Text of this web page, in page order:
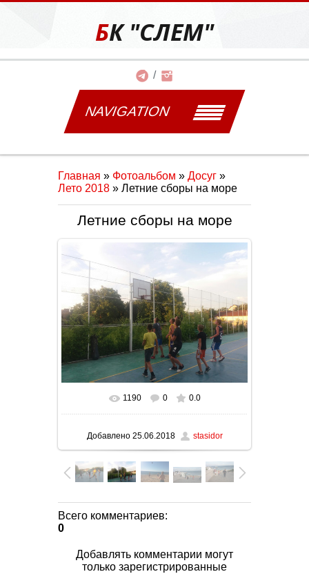
БК "СЛЕМ"
NAVIGATION
Главная » Фотоальбом » Досуг »
Лето 2018 » Летние сборы на море
Летние сборы на море
1190 0 0.0
Добавлено25.06.2018 stasidor
Всего комментариев:
0
Добавлять комментарии могут
только зарегистрированные